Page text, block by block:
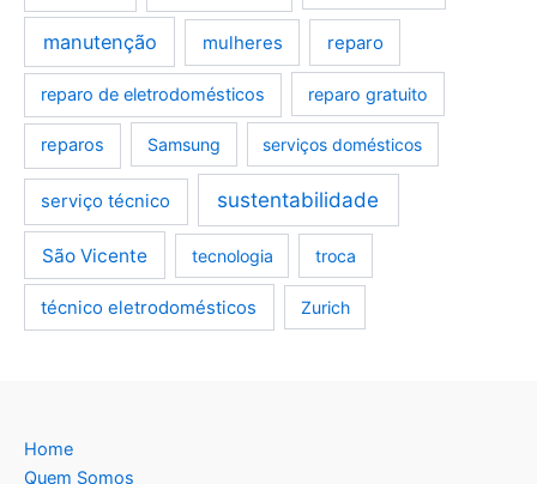
manutenção mulheres reparo
reparo de eletrodomésticos reparo gratuito
reparos Samsung serviços domésticos
serviço técnico sustentabilidade
São Vicente tecnologia troca
técnico eletrodomésticos Zurich
Home
Quem Somos